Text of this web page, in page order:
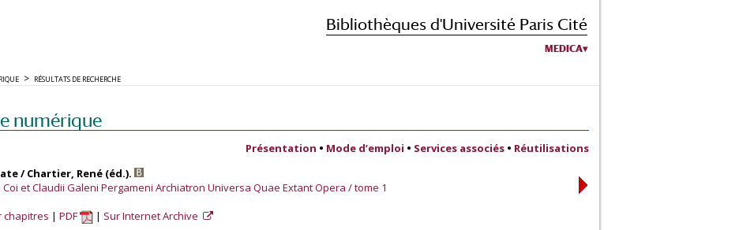
Bibliothèques d'Université Paris Cité
MEDICA
RÉSULTATS DE RECHERCHE
numérique
Présentation • Mode d’emploi • Services associés • Réutilisations
/ Chartier, René (éd.).
et Claudii Galeni Pergameni Archiatron Universa Quae Extant Opera / tome 1
chapitres PDF Sur Internet Archive